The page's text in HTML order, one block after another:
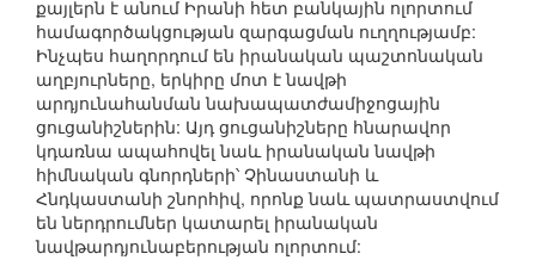
քայլերն է անում Իրանի հետ բանկային ոլորտում
համագործակցության զարգացման ուղղությամբ:
Ինչպես հաղորդում են իրանական պաշտոնական
աղբյուրները, երկիրը մոտ է նավթի
արդյունահանման նախապատժամիջոցային
ցուցանիշներին: Այդ ցուցանիշները հնարավոր
կդառնա ապահովել նաև իրանական նավթի
հիմնական գնորդների՝ Չինաստանի և
Հնդկաստանի շնորհիվ, որոնք նաև պատրաստվում
են ներդրումներ կատարել իրանական
նավթարդյունաբերության ոլորտում: